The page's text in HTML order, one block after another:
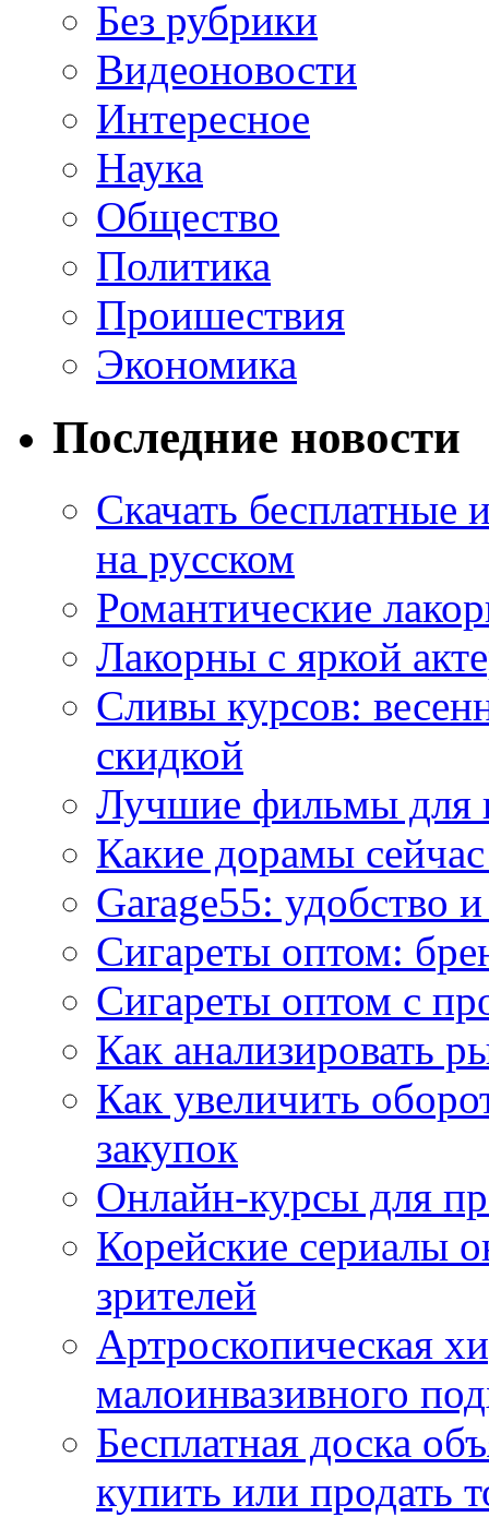
Без рубрики
Видеоновости
Интересное
Наука
Общество
Политика
Проишествия
Экономика
Последние новости
Скачать
на русском
Романтические
Лакорны с яркой
Сливы курсов:
скидкой
Лучшие фильмы для
Какие дорамы
Garage55: удобство
Сигареты оптом:
Сигареты оптом с
Как анализировать
Как увеличить
закупок
Онлайн-курсы для
Корейские сериалы
зрителей
Артроскопическая
малоинвазивного
Бесплатная доска
купить или продать